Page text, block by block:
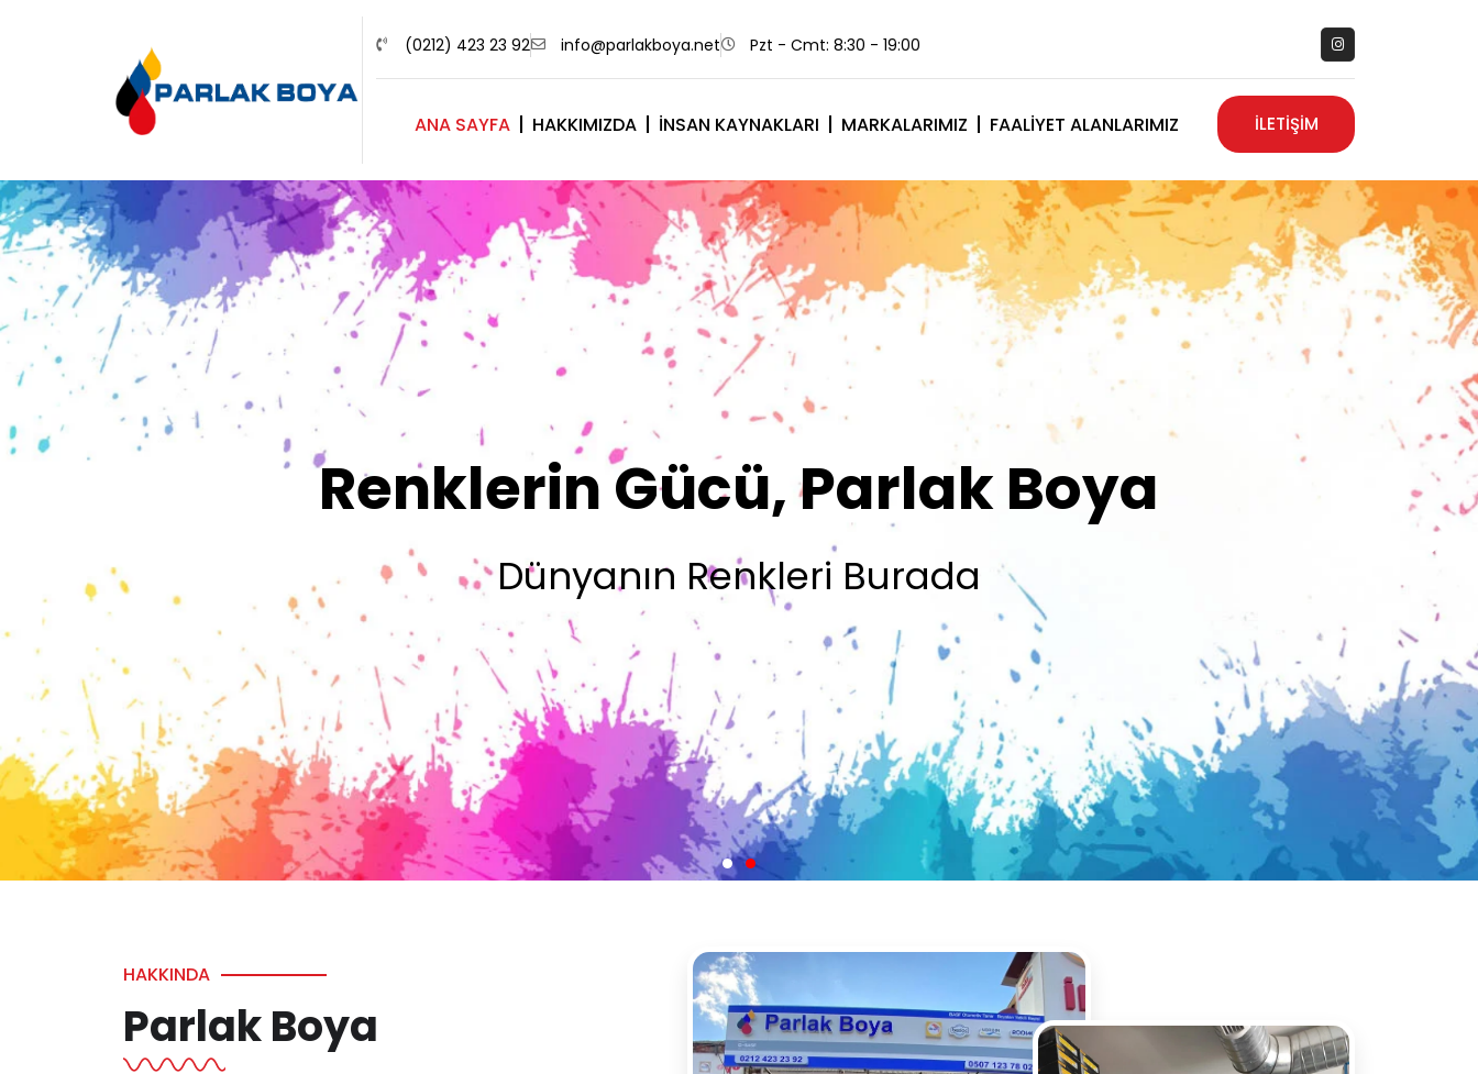
(0212) 423 23 92 info@parlakboya.net Pzt - Cmt: 8:30 - 19:00
ANA SAYFA HAKKIMIZDA İNSAN KAYNAKLARI MARKALARIMIZ FAALIYET ALANLARIMIZ İLETİŞİM
Renklerimiz Sizin İmzanız
Olsun
HAKKINDA
Parlak Boya